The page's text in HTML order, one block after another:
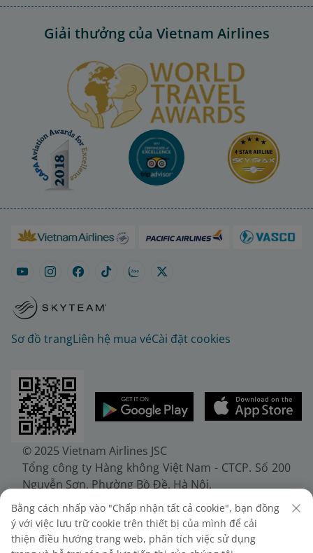
Giải thưởng của Vietnam Airlines
Sơ đồ trangLiên hệ mua véCài đặt cookies
© 2025 Vietnam Airlines JSC
Tổng công ty Hàng không Việt Nam - CTCP. Số 200
Nguyễn Sơn, Phường Bồ Đề, Hà Nội.
Điện thoại: (+84-24) 38272289. Fax: (+84-24)
38722375
Giấy chứng nhận đăng ký doanh nghiệp, mã số
Bằng cách nhấp vào "Chấp nhận tất cả cookie", bạn đồng
ý với việc lưu trữ cookie trên thiết bị của mình để cải
thiện điều hướng trang web, phân tích việc sử dụng